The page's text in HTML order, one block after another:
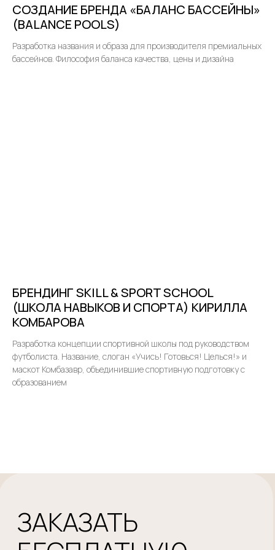
СОЗДАНИЕ БРЕНДА «БАЛАНС БАССЕЙНЫ»
(BALANCE POOLS)
Разработка названия и образа для производителя премиальных
бассейнов. Философия баланса качества, цены и дизайна
БРЕНДИНГ SKILL & SPORT SCHOOL
(ШКОЛА НАВЫКОВ И СПОРТА) КИРИЛЛА
КОМБАРОВА
Разработка концепции спортивной школы под руководством
футболиста. Название, слоган «Учись! Готовься! Целься!» и
маскот Комбазавр, объединившие спортивную подготовку с
образованием